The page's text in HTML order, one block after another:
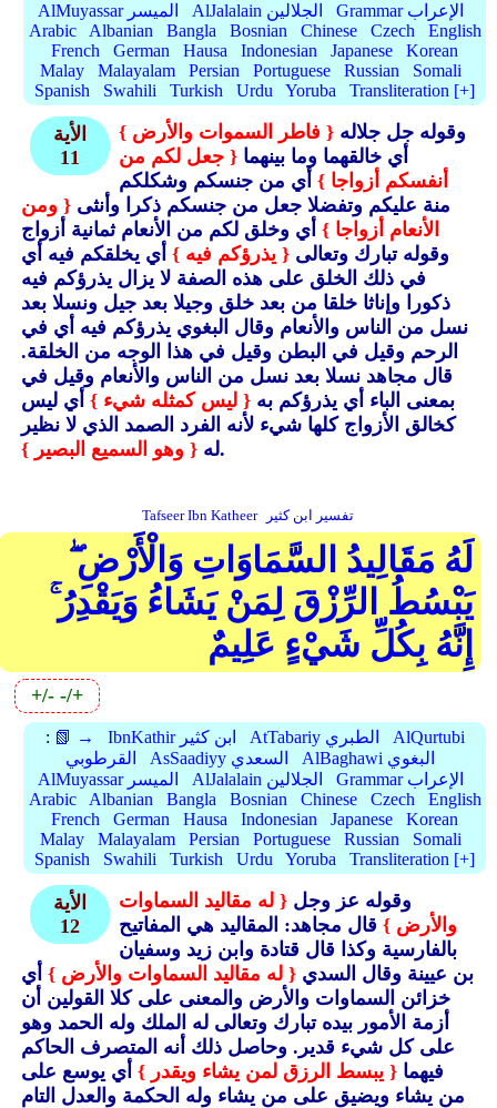
AlMuyassar الميسر
AlJalalain الجلالين
Grammar الإعراب
Arabic
Albanian Bangla Bosnian Chinese Czech
English
French
German Hausa Indonesian Japanese
Korean
Malay
Malayalam Persian Portuguese Russian
Somali
Spanish
Swahili Turkish Urdu Yoruba Transliteration [+]
الأية
11
وقوله جل جلاله { فاطر السموات والأرض }
أي خالقهما وما بينهما { جعل لكم من
أنفسكم أزواجا }أي من جنسكم وشكلكم
منة عليكم وتفضلا جعل من جنسكم ذكرا وأنثى { ومن
الأنعام أزواجا }أي وخلق لكم من الأنعام ثمانية أزواج
وقوله تبارك وتعالى { يذرؤكم فيه }أي يخلقكم فيه أي
في ذلك الخلق على هذه الصفة لا يزال يذرؤكم فيه
ذكورا وإناثا خلقا من بعد خلق وجيلا بعد جيل ونسلا بعد
نسل من الناس والأنعام وقال البغوي يذرؤكم فيه أي في
الرحم وقيل في البطن وقيل في هذا الوجه من الخلقة.
قال مجاهد نسلا بعد نسل من الناس والأنعام وقيل في
بمعنى الباء أي يذرؤكم به { ليس كمثله شيء }أي ليس
كخالق الأزواج كلها شيء لأنه الفرد الصمد الذي لا نظير
له { وهو السميع البصير } .
Tafseer Ibn Katheer تفسير ابن كثير
لَهُ مَقَالِيدُ السَّمَاوَاتِ وَالْأَرْضِ ۖ
يَبْسُطُ الرِّزْقَ لِمَنْ يَشَاءُ وَيَقْدِرُ ۚ
إِنَّهُ بِكُلِّ شَيْءٍ عَلِيمٌ
+/- -/+
: 📗 → IbnKathir ابن كثير AtTabariy الطبري
AlQurtubi
القرطوبي
AsSaadiyy السعدي
AlBaghawi البغوي
AlMuyassar الميسر
AlJalalain الجلالين
Grammar الإعراب
Arabic
Albanian Bangla Bosnian Chinese Czech
English
French
German Hausa Indonesian Japanese
Korean
Malay
Malayalam Persian Portuguese Russian
Somali
Spanish
Swahili Turkish Urdu Yoruba Transliteration [+]
الأية
12
وقوله عز وجل { له مقاليد السماوات
والأرض }قال مجاهد: المقاليد هي المفاتيح
بالفارسية وكذا قال قتادة وابن زيد وسفيان
بن عيينة وقال السدي { له مقاليد السماوات والأرض }أي
خزائن السماوات والأرض والمعنى على كلا القولين أن
أزمة الأمور بيده تبارك وتعالى له الملك وله الحمد وهو
على كل شيء قدير.وحاصل ذلك أنه المتصرف الحاكم
فيهما { يبسط الرزق لمن يشاء ويقدر }أي يوسع على
من يشاء ويضيق على من يشاء وله الحكمة والعدل التام